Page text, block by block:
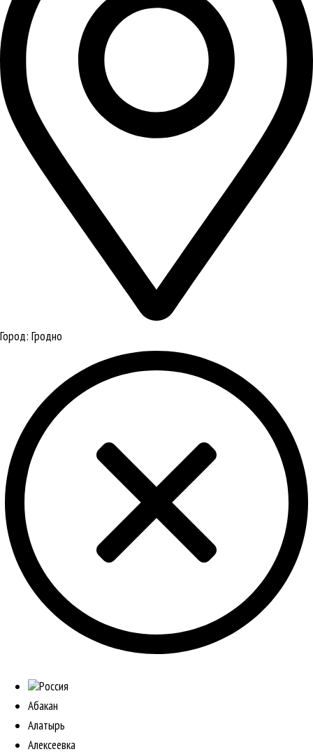
Город: Гродно
Россия
Абакан
Алатырь
Алексеевка